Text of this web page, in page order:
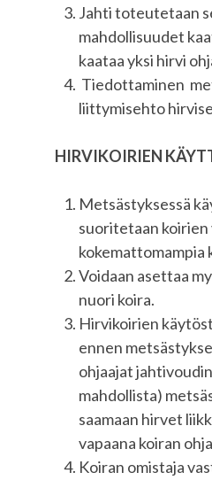
Jahti toteutetaan
mahdollisuudet
kaataa yksi hirvi
Tiedottaminen
liittymisehto
HIRVIKOIRIEN
Metsästyksessä
suoritetaan koirien
kokemattomampia
Voidaan asettaa
nuori koira.
Hirvikoirien
ennen
ohjaajat
mahdollista)
saamaan hirvet
vapaana koiran
Koiran omistaja